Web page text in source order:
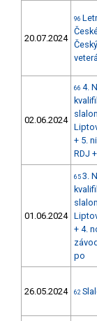
20.07.2024
96
02.06.2024
66 4.
+ 5.
RDJ
01.06.2024
65 3.
+ 4.
po
26.05.2024 62